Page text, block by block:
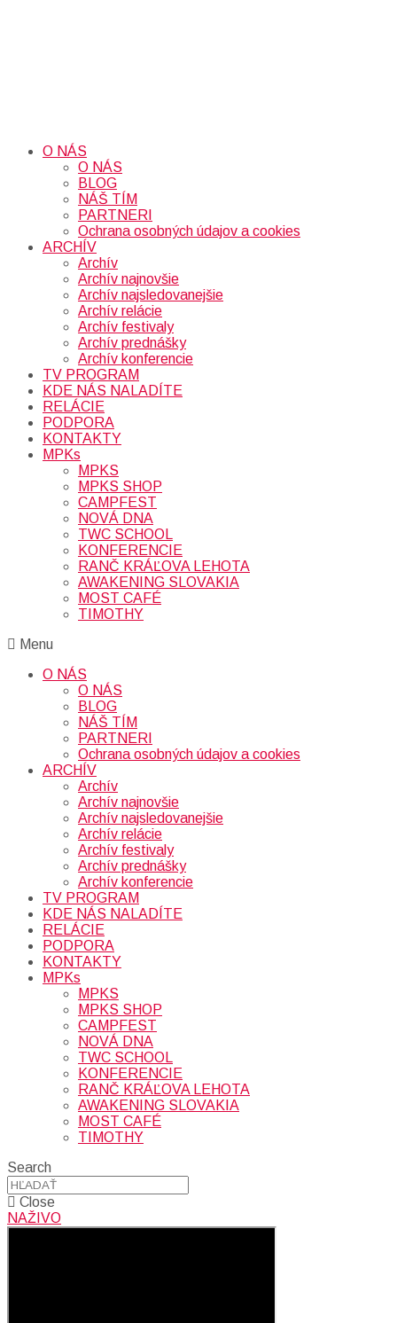
O NÁS
O NÁS
BLOG
NÁŠ TÍM
PARTNERI
Ochrana osobných údajov a cookies
ARCHÍV
Archív
Archív najnovšie
Archív najsledovanejšie
Archív relácie
Archív festivaly
Archív prednášky
Archív konferencie
TV PROGRAM
KDE NÁS NALADÍTE
RELÁCIE
PODPORA
KONTAKTY
MPKs
MPKS
MPKS SHOP
CAMPFEST
NOVÁ DNA
TWC SCHOOL
KONFERENCIE
RANČ KRÁĽOVA LEHOTA
AWAKENING SLOVAKIA
MOST CAFÉ
TIMOTHY
Menu
O NÁS
O NÁS
BLOG
NÁŠ TÍM
PARTNERI
Ochrana osobných údajov a cookies
ARCHÍV
Archív
Archív najnovšie
Archív najsledovanejšie
Archív relácie
Archív festivaly
Archív prednášky
Archív konferencie
TV PROGRAM
KDE NÁS NALADÍTE
RELÁCIE
PODPORA
KONTAKTY
MPKs
MPKS
MPKS SHOP
CAMPFEST
NOVÁ DNA
TWC SCHOOL
KONFERENCIE
RANČ KRÁĽOVA LEHOTA
AWAKENING SLOVAKIA
MOST CAFÉ
TIMOTHY
Search
Close
NAŽIVO